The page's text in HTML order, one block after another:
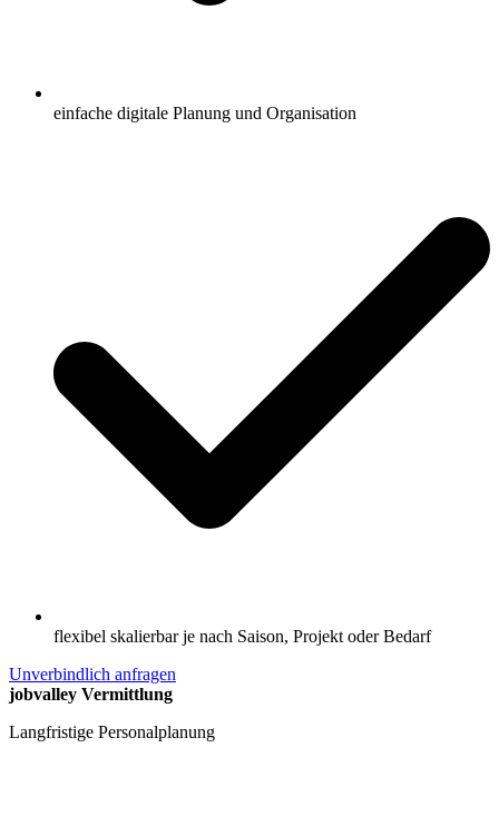
einfache digitale Planung und Organisation
flexibel skalierbar je nach Saison, Projekt oder Bedarf
Unverbindlich anfragen
jobvalley Vermittlung
Langfristige Personalplanung